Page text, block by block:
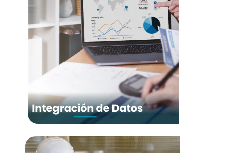
Soluciones MES / MOM
• Diseño MES/MOM • ISA 95 •
Implementación MES/MOM • Gestión
de Flujos de Manufactura